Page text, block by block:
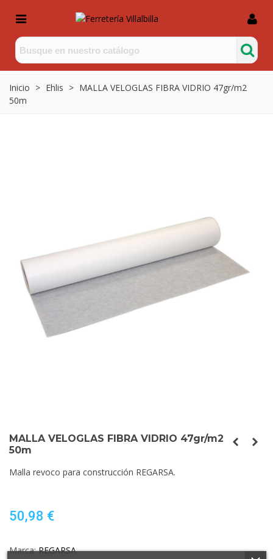
Inicio > Ehlis > MALLA VELOGLAS FIBRA VIDRIO 47gr/m2
50m
MALLA VELOGLAS FIBRA VIDRIO 47gr/m2
50m
Malla revoco para construcción REGARSA.
50,98 €
Marca: REGARSA